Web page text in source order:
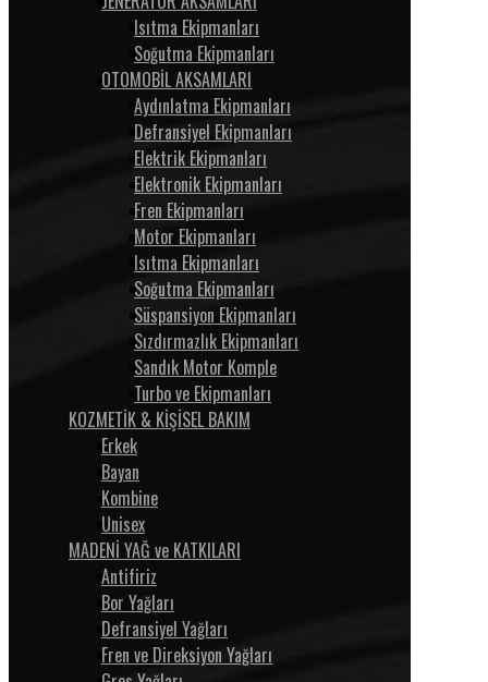
Isıtma Ekipmanları
Soğutma Ekipmanları
OTOMOBİL AKSAMLARI
Aydınlatma Ekipmanları
Defransiyel Ekipmanları
Elektrik Ekipmanları
Elektronik Ekipmanları
Fren Ekipmanları
Motor Ekipmanları
Isıtma Ekipmanları
Soğutma Ekipmanları
Süspansiyon Ekipmanları
Sızdırmazlık Ekipmanları
Sandık Motor Komple
Turbo ve Ekipmanları
KOZMETİK & KİŞİSEL BAKIM
Erkek
Bayan
Kombine
Unisex
MADENİ YAĞ ve KATKILARI
Antifiriz
Bor Yağları
Defransiyel Yağları
Fren ve Direksiyon Yağları